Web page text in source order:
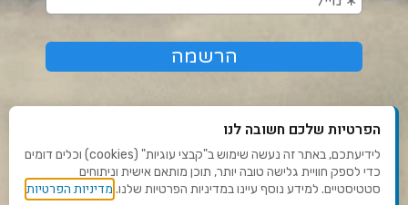
תנאי שימוש ומדיניות פרטיות
הפרטיות שלכם חשובה לנו
לידיעתכם, באתר זה נעשה שימוש ב"קבצי עוגיות" (cookies) וכלים דומים
כדי לספק חוויית גלישה טובה יותר, תוכן מותאם אישית וניתוחים
סטטיסטיים. למידע נוסף עיינו במדיניות הפרטיות שלנו. מדיניות הפרטיות